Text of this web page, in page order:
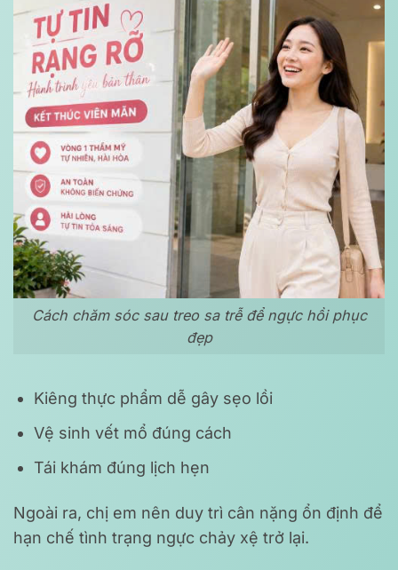
Cách chăm sóc sau treo sa trễ để ngực hồi phục
đẹp
Kiêng thực phẩm dễ gây sẹo lồi
Vệ sinh vết mổ đúng cách
Tái khám đúng lịch hẹn
Ngoài ra, chị em nên duy trì cân nặng ổn định để
hạn chế tình trạng ngực chảy xệ trở lại.